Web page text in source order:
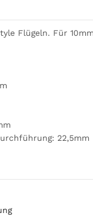
Flügeln. Für
22,5mm